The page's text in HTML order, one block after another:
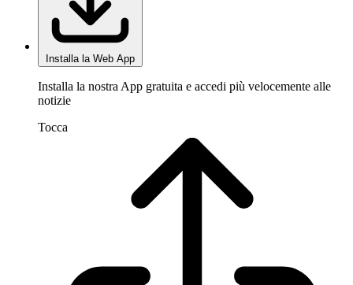
Installa la Web App
Installa la nostra App gratuita e accedi più velocemente alle
notizie
Tocca